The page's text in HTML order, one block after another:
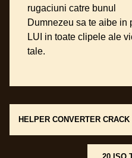
rugaciuni catre bunul
Dumnezeu sa te aibe in
LUI in toate clipele ale
tale.
Post
HELPER CONVERTER CRACK